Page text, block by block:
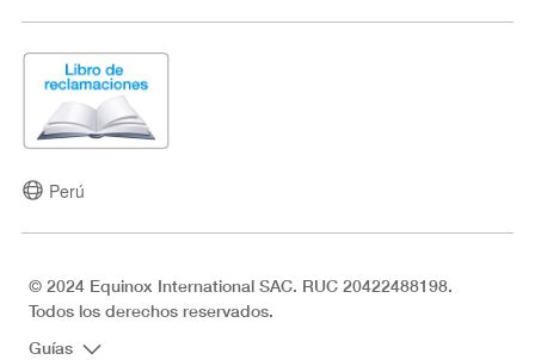
Perú
© 2024 Equinox International SAC. RUC 20422488198.
Todos los derechos reservados.
Guías